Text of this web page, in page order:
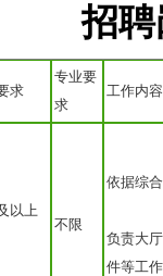
招聘
求
专业要
求
工作内容
以上
不限
依据综
负责大
件等工